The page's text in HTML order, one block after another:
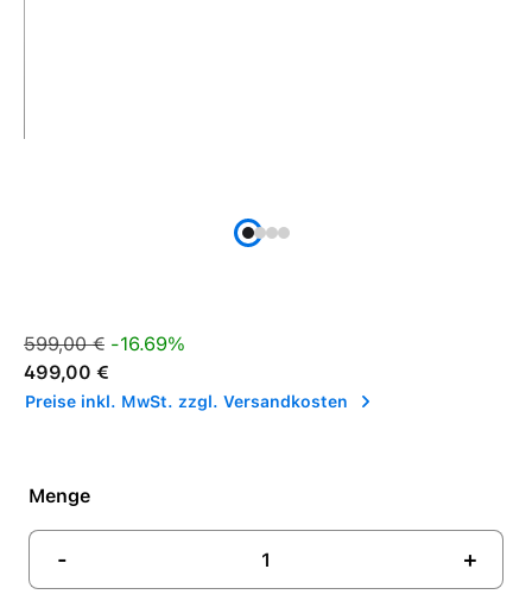
Verkaufspreis:
Regulärer Preis:
599,00 € -16.69%
499,00 €
Preise inkl. MwSt. zzgl. Versandkosten
Menge
- +